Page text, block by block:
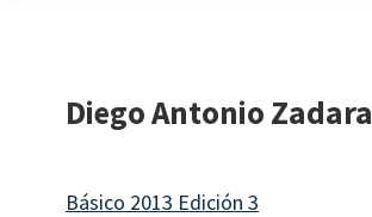
Diego Antonio Zadara
Básico 2013 Edición 3